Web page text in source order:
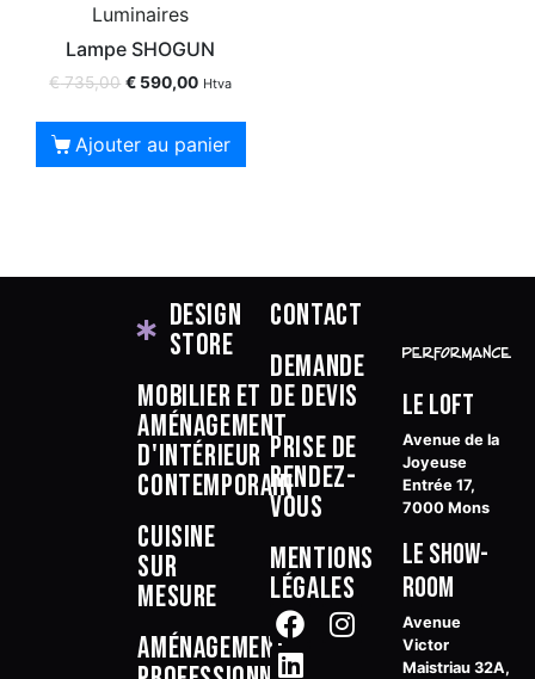
Luminaires
Lampe SHOGUN
€735,00 € 590,00 Htva
Ajouter au panier
Design
Store
Mobilier et
aménagement
d'intérieur
contemporain
Cuisine
sur
mesure
Aménagement
Contact
Demande
de devis
Prise de
rendez-
vous
Mentions
légales
Le Loft
Avenue de la
Joyeuse
Entrée 17,
7000 Mons
Le Show-
room
Avenue
Victor
Maistriau 32A,